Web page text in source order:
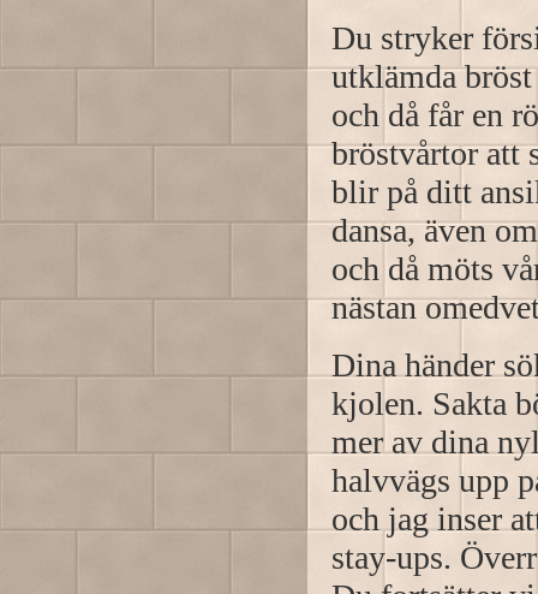
Du stryker
utklämda
och då får en
bröstvårtor att
blir på ditt
dansa, även
och då möts
nästan
Dina händer
kjolen. Sakta
mer av dina
halvvägs upp
och jag inser
stay-ups.